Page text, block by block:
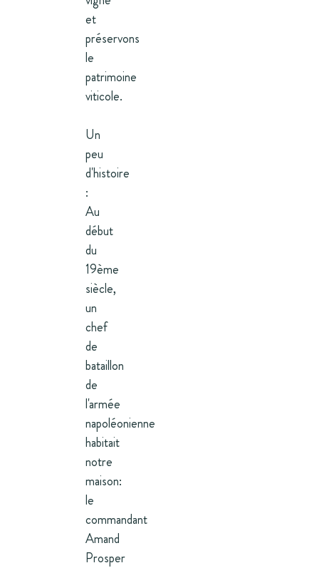
et
préservons
le
patrimoine
viticole.
Un
peu
d'histoire
:
Au
début
du
19ème
siècle,
un
chef
de
bataillon
de
l'armée
napoléonienne
habitait
notre
maison:
le
commandant
Amand
Prosper